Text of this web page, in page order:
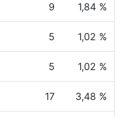
9 1,84 %
5 1,02 %
5 1,02 %
17 3,48 %